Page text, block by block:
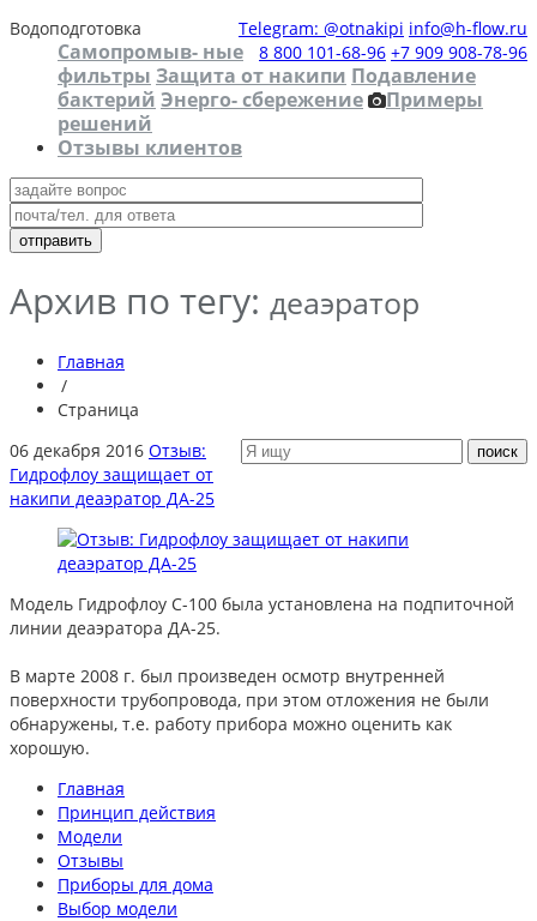
Водоподготовка Telegram: @otnakipi info@h-flow.ru
8 800 101-68-96 +7 909 908-78-96
Самопромыв- ные
фильтры Защита от накипи Подавление
бактерий Энерго- сбережение
Примеры
решений
Отзывы клиентов
Архив по тегу: деаэратор
Главная
/
Страница
06 декабря 2016 Отзыв:
Гидрофлоу защищает от
накипи деаэратор ДА-25
Модель Гидрофлоу С-100 была установлена на подпиточной
линии деаэратора ДА-25.
В марте 2008 г. был произведен осмотр внут­ренней
поверхности трубопровода, при этом отложения не были
обнаружены, т.е. работу прибора можно оценить как
хорошую.
Главная
Принцип действия
Модели
Отзывы
Приборы для дома
Выбор модели